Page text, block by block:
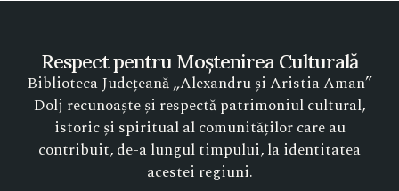
Respect pentru Moștenirea Culturală
Biblioteca Județeană „Alexandru și Aristia Aman”
Dolj recunoaște și respectă patrimoniul cultural,
istoric și spiritual al comunităților care au
contribuit, de-a lungul timpului, la identitatea
acestei regiuni.